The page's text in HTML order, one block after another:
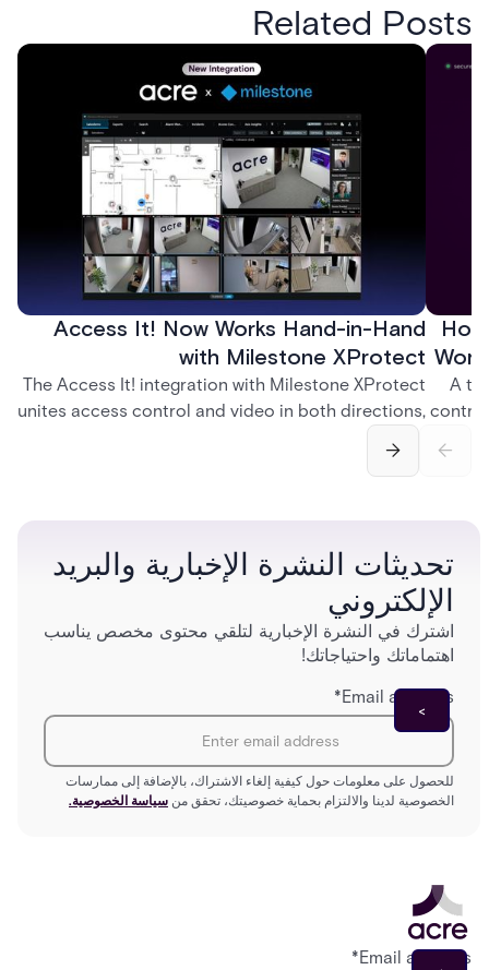
Related Posts
A
Access It! Now Works Hand-in-Hand
with Milestone XProtect
The Access It! integration with Milestone XProtect
unites access control and video in both directions,
command doors and devices from a single
تحديثات النشرة الإخبارية والبريد
الإلكتروني
اشترك في النشرة الإخبارية لتلقي محتوى مخصص يناسب
اهتماماتك واحتياجاتك!
Email address
*
للحصول على معلومات حول كيفية إلغاء الاشتراك، بالإضافة إلى ممارسات
الخصوصية لدينا والالتزام بحماية خصوصيتك، تحقق من سياسة الخصوصية.
Email address
*